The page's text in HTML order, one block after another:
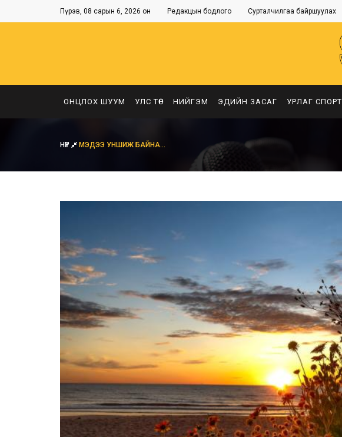
Пүрэв, 08 сарын 6, 2026 он Редакцын бодлого Сурталчилгаа байршуулах
ОНЦЛОХ ШУУМ УЛС ТӨР НИЙГЭМ ЭДИЙН ЗАСАГ УРЛАГ СПОРТ
НҮҮР МЭДЭЭ УНШИЖ БАЙНА...